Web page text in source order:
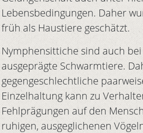
Lebensbedingungen. Daher
früh als Haustiere geschätzt.
Nymphensittiche sind auch
ausgeprägte Schwarmtiere.
gegengeschlechtliche
Einzelhaltung kann zu
Fehlprägungen auf den
ruhigen, ausgeglichenen